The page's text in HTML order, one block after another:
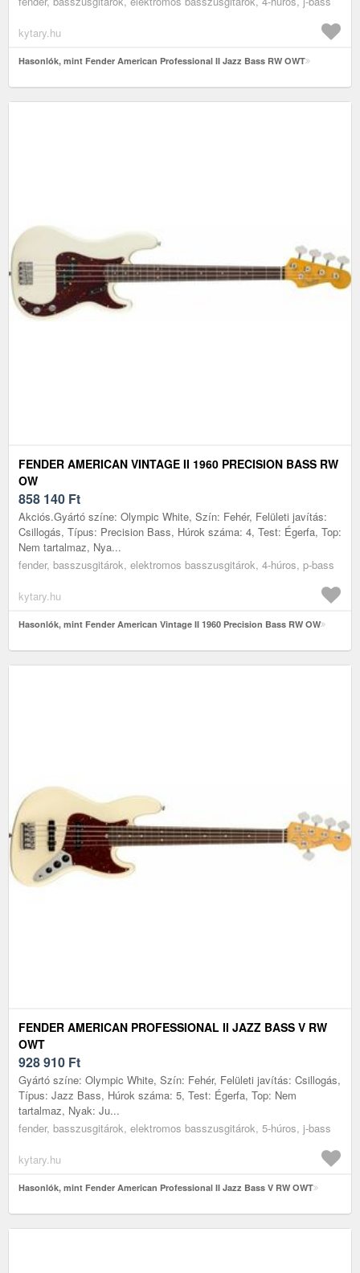
kytary.hu
Hasonlók, mint Fender American Professional II Jazz Bass RW OWT
FENDER AMERICAN VINTAGE II 1960 PRECISION BASS RW
OW
858 140 Ft
Akciós.Gyártó színe: Olympic White, Szín: Fehér, Felületi javítás:
Csillogás, Típus: Precision Bass, Húrok száma: 4, Test: Égerfa, Top:
Nem tartalmaz, Nya...
fender, basszusgitárok, elektromos basszusgitárok, 4-húros, p-bass
kytary.hu
Hasonlók, mint Fender American Vintage II 1960 Precision Bass RW OW
FENDER AMERICAN PROFESSIONAL II JAZZ BASS V RW
OWT
928 910 Ft
Gyártó színe: Olympic White, Szín: Fehér, Felületi javítás: Csillogás,
Típus: Jazz Bass, Húrok száma: 5, Test: Égerfa, Top: Nem
tartalmaz, Nyak: Ju...
fender, basszusgitárok, elektromos basszusgitárok, 5-húros, j-bass
kytary.hu
Hasonlók, mint Fender American Professional II Jazz Bass V RW OWT